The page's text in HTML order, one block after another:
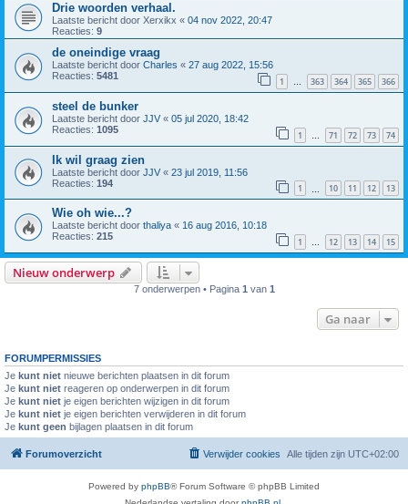
Drie woorden verhaal.
Laatste bericht door Xerxikx « 04 nov 2022, 20:47
Reacties: 9
de oneindige vraag
Laatste bericht door Charles « 27 aug 2022, 15:56
Reacties: 5481 1 … 363 364 365 366
steel de bunker
Laatste bericht door JJV « 05 jul 2020, 18:42
Reacties: 1095 1 … 71 72 73 74
Ik wil graag zien
Laatste bericht door JJV « 23 jul 2019, 11:56
Reacties: 194 1 10 11 12 13
Wie oh wie...?
Laatste bericht door thaliya « 16 aug 2016, 10:18
Reacties: 215 1 … 12 13 14 15
Nieuw onderwerp
7 onderwerpen • Pagina 1 van 1
Ga naar
FORUMPERMISSIES
Je kunt niet nieuwe berichten plaatsen in dit forum
Je kunt niet reageren op onderwerpen in dit forum
Je kunt niet je eigen berichten wijzigen in dit forum
Je kunt niet je eigen berichten verwijderen in dit forum
Je kunt geen bijlagen plaatsen in dit forum
Forumoverzicht Alle tijden zijn UTC+02:00
Verwijder cookies
Powered by phpBB® Forum Software © phpBB Limited